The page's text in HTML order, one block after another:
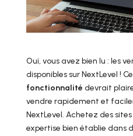
Oui, vous avez bien lu : les
disponibles sur NextLevel !
fonctionnalité devrait
vendre rapidement et
NextLevel. Achetez des
expertise bien établie dans